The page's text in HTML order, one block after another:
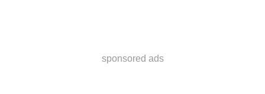
sponsored ads